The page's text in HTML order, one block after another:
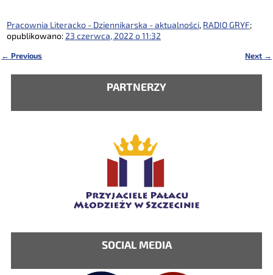
Pracownia Literacko - Dziennikarska - aktualności, RADIO GRYF;
opublikowano: 23 czerwca, 2022 o 11:32
← Previous Next →
PARTNERZY
SOCIAL MEDIA